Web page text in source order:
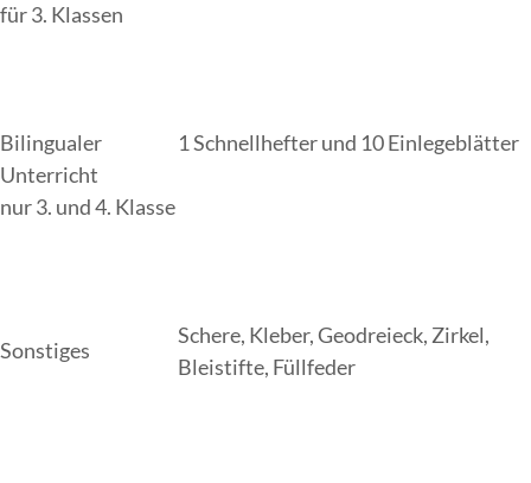
für 3. Klassen
Bilingualer
Unterricht
nur 3. und 4. Klasse
1 Schnellhefter und 10 Einlegeblätter
Sonstiges
Schere, Kleber, Geodreieck, Zirkel,
Bleistifte, Füllfeder